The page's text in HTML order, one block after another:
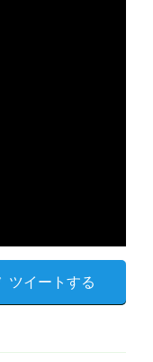
ツイートする